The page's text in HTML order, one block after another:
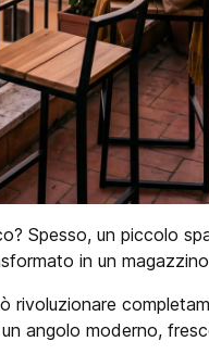
Spesso, un piccolo
in un
rivoluzionare
angolo moderno,